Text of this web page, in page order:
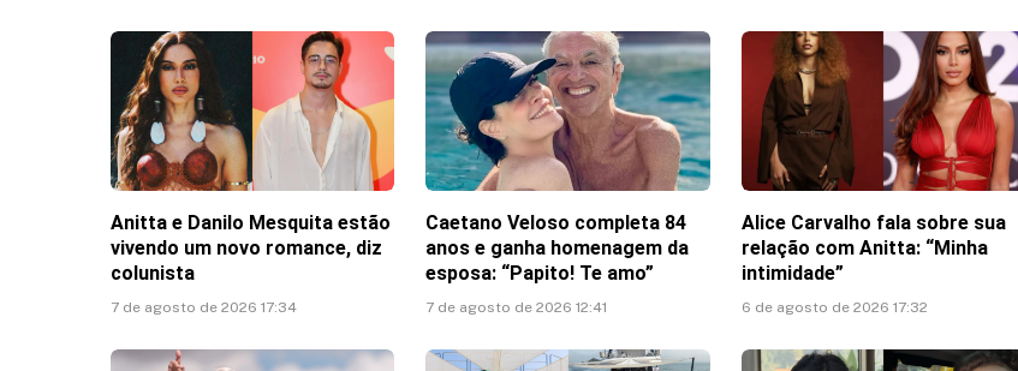
Anitta e Danilo Mesquita estão
vivendo um novo romance, diz
colunista
7 de agosto de 2026 17:34
Caetano Veloso completa 84
anos e ganha homenagem da
esposa: “Papito! Te amo”
7 de agosto de 2026 12:41
Alice Carvalho fala sobre sua
relação com Anitta: “Minha
intimidade”
6 de agosto de 2026 17:32